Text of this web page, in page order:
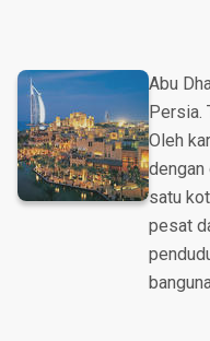
Abu
Persia.
Oleh
dengan
satu
pesat